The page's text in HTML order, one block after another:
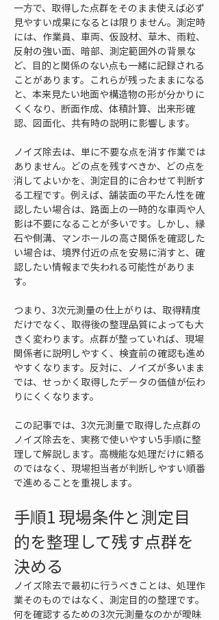
一方で、取得した点群をそのまま使えば必ず
見やすい成果になるとは限りません。測定時
には、作業員、車両、仮設材、草木、雨粒、
反射の強い面、暗部、測定範囲外の背景な
ど、目的と関係のない点も一緒に記録される
ことがあります。これらが残ったままになる
と、本来見たい地面や構造物の形が分かりに
くくなり、断面作成、体積計算、出来形確
認、図面化、共有時の説明に影響します。
ノイズ除去は、単に不要な点を消す作業では
ありません。どの点を残すべきか、どの点を
消してよいかを、測定目的に合わせて判断す
る工程です。例えば、舗装面の平たん性を確
認したい場合は、路面上の一時的な車両や人
影は不要になることが多いです。しかし、縁
石や側溝、マンホールの高さ関係を確認した
い場合は、境界付近の点を安易に消すと、確
認したい情報まで失われる可能性がありま
す。
つまり、3次元測量の仕上がりは、取得精度
だけでなく、取得後の整理品質によっても大
きく変わります。点群が整っていれば、現場
関係者に説明しやすく、検査前の確認も進め
やすくなります。反対に、ノイズが多いまま
では、せっかく取得したデータの価値が伝わ
りにくくなります。
この記事では、3次元測量で取得した点群の
ノイズ除去を、実務で使いやすい5手順に整
理して解説します。高機能な処理だけに頼る
のではなく、現場担当者が判断しやすい順番
で進めることを重視します。
手順1 現場条件と測定目
的を整理して残す点群を
決める
ノイズ除去で最初に行うべきことは、処理作
業そのものではなく、測定目的の整理です。
何を確認するための3次元測量なのかが曖昧